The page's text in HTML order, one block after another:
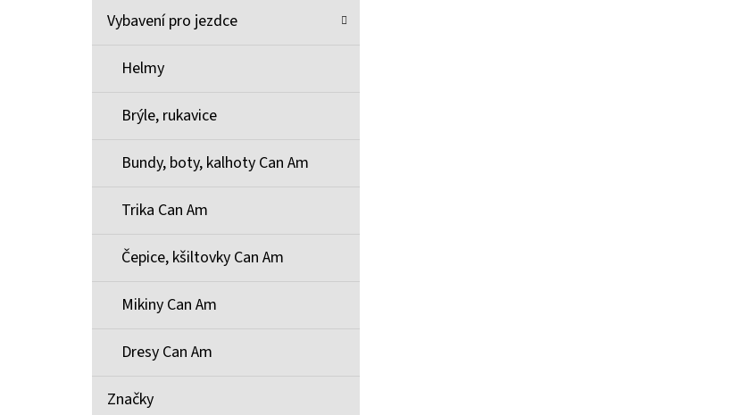
Vybavení pro jezdce
Helmy
Brýle, rukavice
Bundy, boty, kalhoty Can Am
Trika Can Am
Čepice, kšiltovky Can Am
Mikiny Can Am
Dresy Can Am
Značky